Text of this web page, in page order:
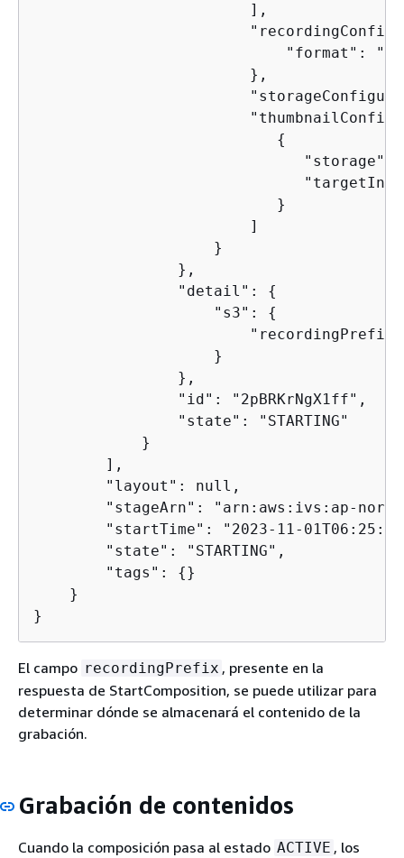
                        ],
"format":
                        },
{
                           }
                    }
                },
                "detail":
{
                    "s3":
{
                    }
                },
                "id": "2pBRKrNgX1ff",
                "state": "STARTING"
            }
        ],
        "layout": null,
"stageArn": "arn:aws:ivs:ap-
"startTime": "2023-11-
        "state": "STARTING",
        "tags":
{}
    }
}
El campo recordingPrefix , presente en la
respuesta de StartComposition, se puede utilizar para
determinar dónde se almacenará el contenido de la
grabación.
Grabación de contenidos
Cuando la composición pasa al estado ACTIVE , los